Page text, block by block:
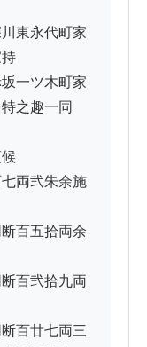
東永代町家
一ツ木町家
之趣一同
両弐朱余施
百五拾両余
百弐拾九両
百廿七両三